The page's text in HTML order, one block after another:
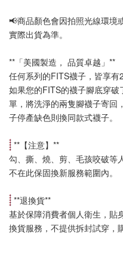
📢商品顏色會因拍照光線環境
實際出貨為準。
**「美國製造， 品質卓越」**
任何系列的FITS襪子，皆享有2
如果您的FITS的襪子腳底穿
單，將洗淨的兩隻腳襪子寄回
子停產缺色則換同款式襪子。
**【注意】**
勾、撕、燒、剪、毛孩咬破等
不在此保固換新服務範圍內。
**退換貨**
基於保障消費者個人衛生，貼
換貨服務，不提供拆封試穿，